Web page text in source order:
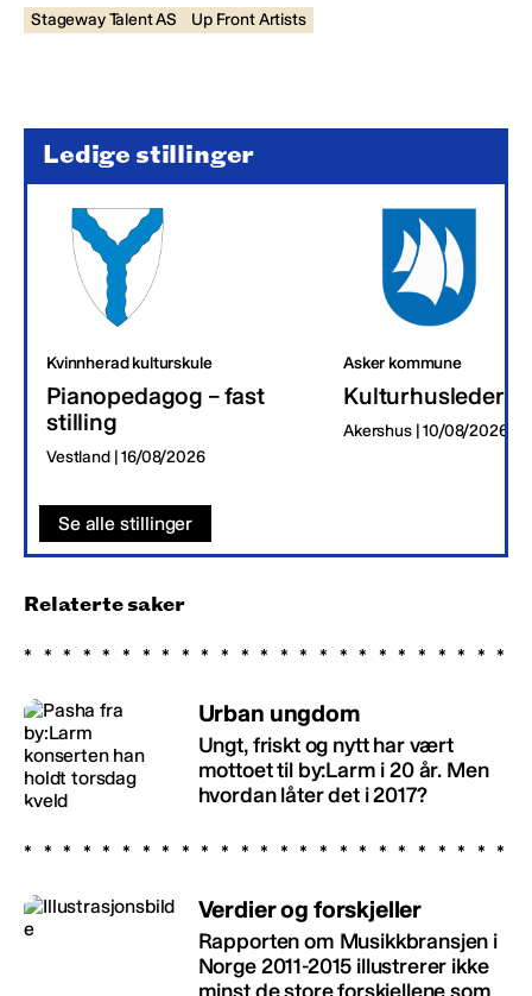
Stageway Talent AS Up Front Artists
Ledige stillinger
Kvinnherad kulturskule
Pianopedagog – fast
stilling
Vestland | 16/08/2026
Asker kommune
Kulturhusleder
Akershus | 10/08/2026
Se alle stillinger
Relaterte saker
Urban ungdom
Ungt, friskt og nytt har vært
mottoet til by:Larm i 20 år. Men
hvordan låter det i 2017?
Verdier og forskjeller
Rapporten om Musikkbransjen i
Norge 2011-2015 illustrerer ikke